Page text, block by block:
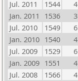
Jul. 2011
1544 4
Jan. 2011
1536 3
Jul. 2010
1549 6
Jan. 2010 1540 4
Jul. 2009
1529 6
Jan. 2009 1551 4
Jul. 2008
1566 4